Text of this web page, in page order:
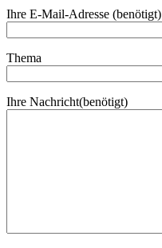
Ihre E-Mail-Adresse (benötigt)
Thema
Ihre Nachricht(benötigt)